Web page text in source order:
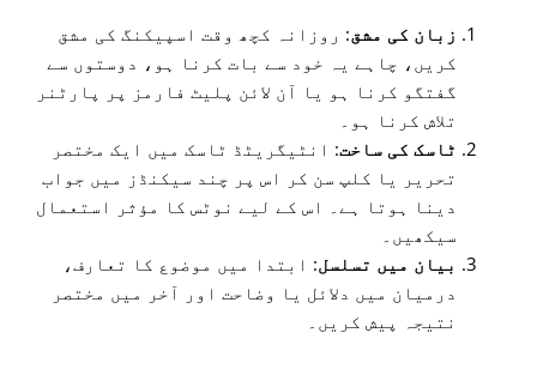
زبان کی مشق: روزانہ کچھ وقت اسپیکنگ کی مشق
کریں، چاہے یہ خود سے بات کرنا ہو، دوستوں سے
گفتگو کرنا ہو یا آن لائن پلیٹ فارمز پر پارٹنر
تلاش کرنا ہو۔
ٹاسک کی ساخت: انٹیگریٹڈ ٹاسک میں ایک مختصر
تحریر یا کلپ سن کر اس پر چند سیکنڈز میں جواب
دینا ہوتا ہے۔ اس کے لیے نوٹس کا مؤثر استعمال
سیکھیں۔
بیان میں تسلسل: ابتدا میں موضوع کا تعارف،
درمیان میں دلائل یا وضاحت اور آخر میں مختصر
نتیجہ پیش کریں۔